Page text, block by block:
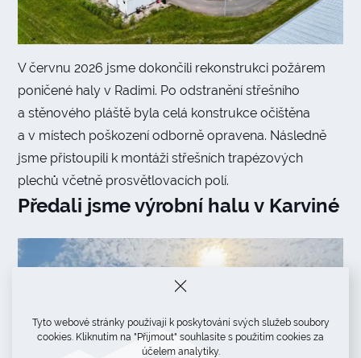
Tyto webové stránky používají k poskytování svých služeb soubory
cookies. Kliknutím na "Přijmout" souhlasíte s použitím cookies za
účelem analytiky.
V červnu 2026 jsme dokončili rekonstrukci požárem
poničené haly v Radimi. Po odstranění střešního
a stěnového pláště byla celá konstrukce očištěna
a v místech poškození odborně opravena. Následně
jsme přistoupili k montáži střešních trapézových
plechů včetně prosvětlovacích polí.
Předali jsme výrobní halu v Karviné